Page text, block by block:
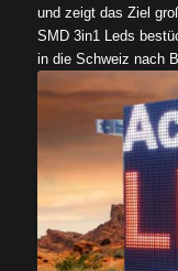
und zeigt das Ziel
SMD 3in1 Leds
in die Schweiz nach